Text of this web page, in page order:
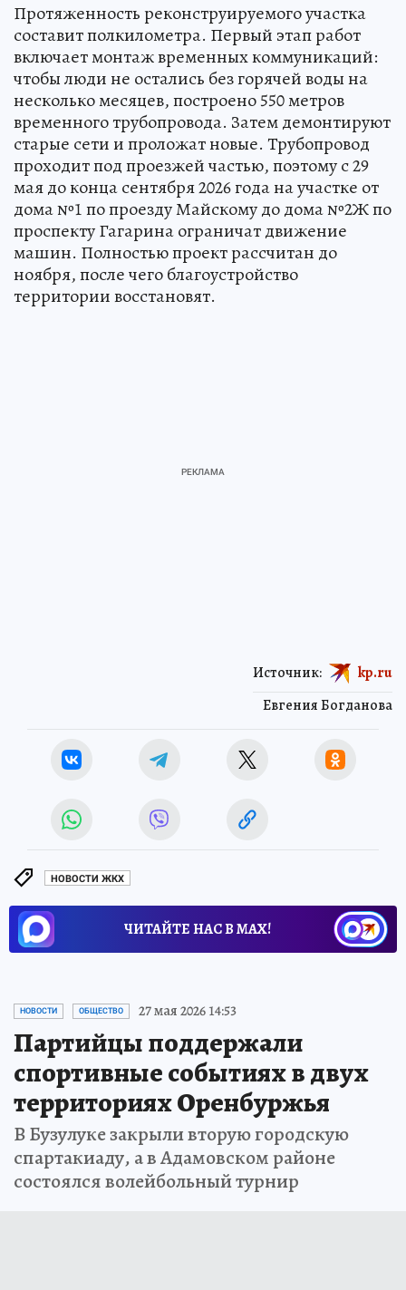
Протяженность реконструируемого участка
составит полкилометра. Первый этап работ
включает монтаж временных коммуникаций:
чтобы люди не остались без горячей воды на
несколько месяцев, построено 550 метров
временного трубопровода. Затем демонтируют
старые сети и проложат новые. Трубопровод
проходит под проезжей частью, поэтому с 29
мая до конца сентября 2026 года на участке от
дома №1 по проезду Майскому до дома №2Ж по
проспекту Гагарина ограничат движение
машин. Полностью проект рассчитан до
ноября, после чего благоустройство
территории восстановят.
Евгения Богданова
Источник: kp.ru
НОВОСТИ ЖКХ
ЧИТАЙТЕ НАС В МАХ!
НОВОСТИ ОБЩЕСТВО 27 мая 2026 14:53
Партийцы поддержали
спортивные событиях в двух
территориях Оренбуржья
В Бузулуке закрыли вторую городскую
спартакиаду, а в Адамовском районе
состоялся волейбольный турнир